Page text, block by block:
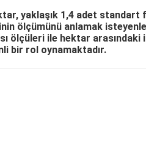
yaklaşık 1,4 adet standart
ölçümünü anlamak
ölçüleri ile hektar arasındaki
bir rol oynamaktadır.